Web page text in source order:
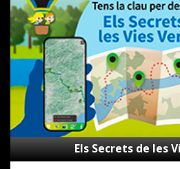
les
Vies
Verdes
Els Secrets de les